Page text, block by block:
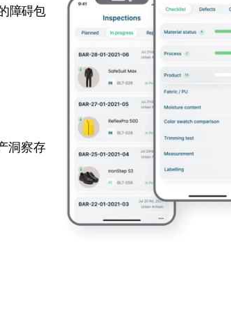
障碍包
洞察存